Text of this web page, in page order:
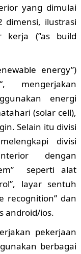
yang dimulai
dimensi, ilustrasi
kerja (”as build
energy”)
mengerjakan
energi
(solar cell),
Selain itu divisi
divisi
dengan
seperti alat
layar sentuh
recognition” dan
android/ios.
pekerjaan
berbagai